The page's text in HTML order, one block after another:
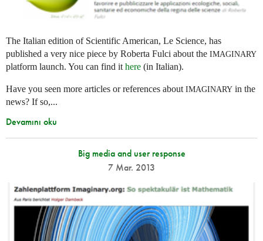
The Italian edition of Scientific American, Le Science, has
published a very nice piece by Roberta Fulci about the IMAGINARY
platform launch. You can find it here (in Italian).
Have you seen more articles or references about IMAGINARY in the
news? If so,...
Devamını oku
Big media and user response
7 Mar. 2013